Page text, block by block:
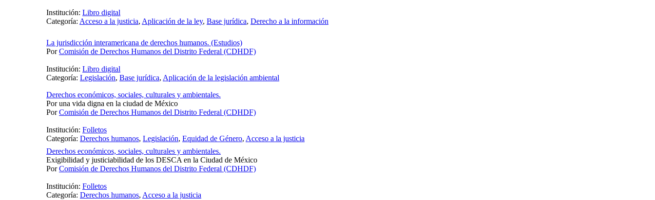
Institución: Libro digital
Categoría: Acceso a la justicia, Aplicación de la ley, Base jurídica, Derecho a la información
La jurisdicción interamericana de derechos humanos. (Estudios)
PorComisión de Derechos Humanos del Distrito Federal (CDHDF)
Institución: Libro digital
Categoría: Legislación, Base jurídica, Aplicación de la legislación ambiental
Derechos económicos, sociales, culturales y ambientales.
Por una vida digna en la ciudad de México
PorComisión de Derechos Humanos del Distrito Federal (CDHDF)
Institución: Folletos
Categoría: Derechos humanos, Legislación, Equidad de Género, Acceso a la justicia
Derechos económicos, sociales, culturales y ambientales.
Exigibilidad y justiciabilidad de los DESCA en la Ciudad de México
PorComisión de Derechos Humanos del Distrito Federal (CDHDF)
Institución: Folletos
Categoría: Derechos humanos, Acceso a la justicia